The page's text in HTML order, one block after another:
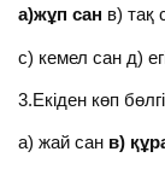
а)жұп сан в) тақ
с) кемел сан д)
3.Екіден көп
а) жай сан в)